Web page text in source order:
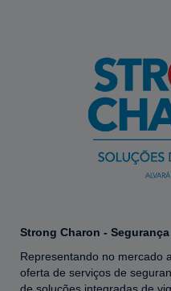
Strong Charon -
Representando no mercado
oferta de serviços de